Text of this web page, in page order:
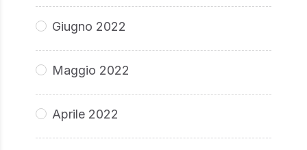
Giugno 2022
Maggio 2022
Aprile 2022